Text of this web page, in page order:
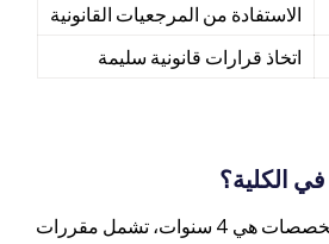
الاستفادة من المرجعيات القانونية
اتخاذ قرارات قانونية سليمة
الكلية؟
مدة الدراسة في جميع التخصصات هي 4 سنوات، تشمل مقررات